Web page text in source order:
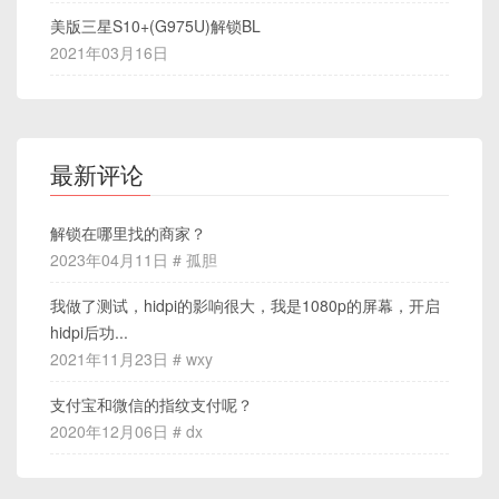
美版三星S10+(G975U)解锁BL
2021年03月16日
最新评论
解锁在哪里找的商家？
2023年04月11日 # 孤胆
我做了测试，hidpi的影响很大，我是1080p的屏幕，开启
hidpi后功...
2021年11月23日 # wxy
支付宝和微信的指纹支付呢？
2020年12月06日 # dx